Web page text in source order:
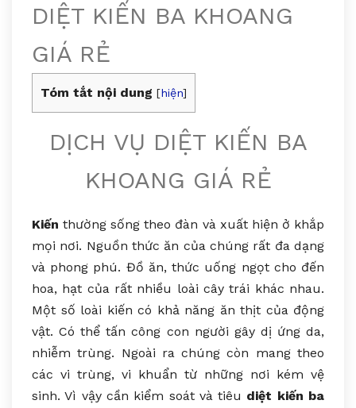
DIỆT KIẾN BA KHOANG
GIÁ RẺ
Tóm tắt nội dung [hiện]
DỊCH VỤ DIỆT KIẾN BA
KHOANG GIÁ RẺ
Kiến thường sống theo đàn và xuất hiện ở khắp
mọi nơi. Nguồn thức ăn của chúng rất đa dạng
và phong phú. Đồ ăn, thức uống ngọt cho đến
hoa, hạt của rất nhiều loài cây trái khác nhau.
Một số loài kiến có khả năng ăn thịt của động
vật. Có thể tấn công con người gây dị ứng da,
nhiễm trùng. Ngoài ra chúng còn mang theo
các vi trùng, vi khuẩn từ những nơi kém vệ
sinh. Vì vậy cần kiểm soát và tiêu diệt kiến ba